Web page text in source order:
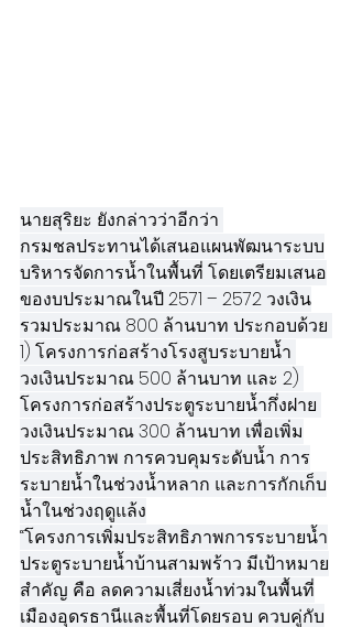
นายสุริยะ ยังกล่าวว่าอีกว่า
กรมชลประทานได้เสนอแผนพัฒนาระบบ
บริหารจัดการน้ำในพื้นที่ โดยเตรียมเสนอ
ของบประมาณในปี 2571 – 2572 วงเงิน
รวมประมาณ 800 ล้านบาท ประกอบด้วย
1) โครงการก่อสร้างโรงสูบระบายน้ำ
วงเงินประมาณ 500 ล้านบาท และ 2)
โครงการก่อสร้างประตูระบายน้ำกึ่งฝาย
วงเงินประมาณ 300 ล้านบาท เพื่อเพิ่ม
ประสิทธิภาพ การควบคุมระดับน้ำ การ
ระบายน้ำในช่วงน้ำหลาก และการกักเก็บ
น้ำในช่วงฤดูแล้ง
“โครงการเพิ่มประสิทธิภาพการระบายน้ำ
ประตูระบายน้ำบ้านสามพร้าว มีเป้าหมาย
สำคัญ คือ ลดความเสี่ยงน้ำท่วมในพื้นที่
เมืองอุดรธานีและพื้นที่โดยรอบ ควบคู่กับ